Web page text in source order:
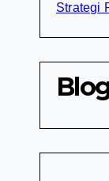
Strategi